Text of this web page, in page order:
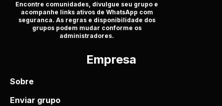
Encontre comunidades, divulgue seu grupo e
acompanhe links ativos de WhatsApp com
seguranca. As regras e disponibilidade dos
grupos podem mudar conforme os
administradores.
Empresa
Sobre
Enviar grupo